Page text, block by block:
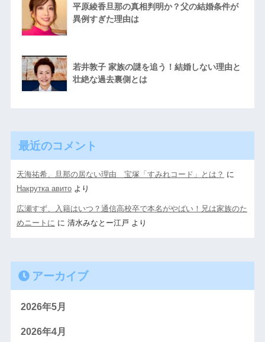
平原綾香旦那の真相判明か？父の結婚条件が
異例すぎた理由は
若井敦子 家族の謎を追う！結婚しない理由と
壮絶な過去裏側とは
最近のコメント
天海祐希、旦那の居ない理由 宝塚「すみれコード」とは？ に
Накрутка авитоより
広瀬すず、入籍はいつ？通信高校卒で本名がやばい！兄は家族のた
めニートに に 清水みなとー江戸 より
アーカイブ
2026年5月
2026年4月